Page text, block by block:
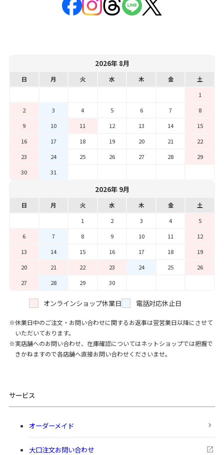
2026年 8月
日 月 火 水 木 金
土
1
2
3 4 5 6 7
8
9
10 11 12 13 14
15
16
17 18 19 20 21
22
23
24 25 26 27 28
29
30
31
2026年 9月
日 月 火 水 木 金
土
1
2 3 4
5
6
7 8 9 10 11
12
13
14 15 16 17 18
19
20
21 22 23 24 25
26
27
28 29 30
オンラインショップ休業日 電話対応休止日
休業日中のご注文・お問い合わせに関するお返事は翌営業日以降にさせて
いただいております。
実店舗へのお問い合わせ、在庫確認についてはネットショップでは把握で
きかねますので各店舗へ直接お問い合わせくださいませ。
サービス
オーダーメイド
大口注文お問い合わせ